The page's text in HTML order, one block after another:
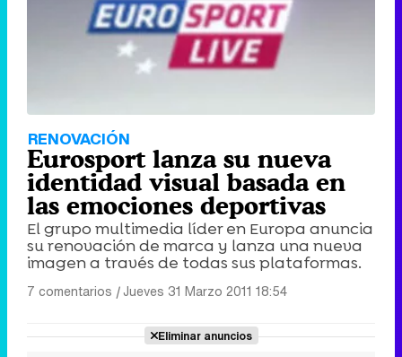
RENOVACIÓN
Eurosport lanza su nueva
identidad visual basada en
las emociones deportivas
El grupo multimedia líder en Europa anuncia
su renovación de marca y lanza una nueva
imagen a través de todas sus plataformas.
7 comentarios |Jueves 31 Marzo 2011 18:54
Eliminar anuncios